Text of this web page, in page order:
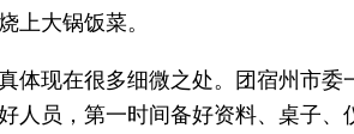
上大锅饭菜。
体现在很多细微之处。团宿州市
人员，第一时间备好资料、桌子、